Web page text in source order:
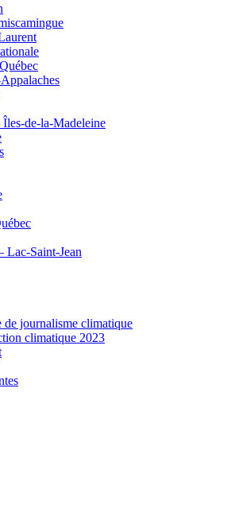
Îles-de-la-Madeleine
Lac-Saint-Jean
de journalisme climatique
climatique 2023